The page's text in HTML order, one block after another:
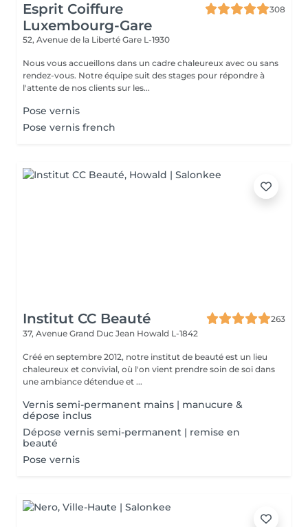
Esprit Coiffure
Luxembourg-Gare
308
52, Avenue de la Liberté Gare L-1930
Nous vous accueillons dans un cadre chaleureux avec ou sans
rendez-vous. Notre équipe suit des stages pour répondre à
l'attente de nos clients sur les...
Pose vernis
Pose vernis french
Institut CC Beauté
263
37, Avenue Grand Duc Jean Howald L-1842
Créé en septembre 2012, notre institut de beauté est un lieu
chaleureux et convivial, où l'on vient prendre soin de soi dans
une ambiance détendue et ...
Vernis semi-permanent mains | manucure &
dépose inclus
Dépose vernis semi-permanent | remise en
beauté
Pose vernis